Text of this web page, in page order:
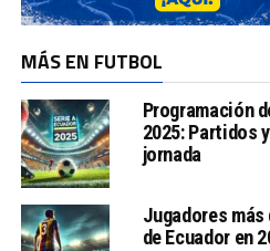
MÁS EN FUTBOL
Programación
2025: Partidos
jornada
Jugadores
de Ecuador en